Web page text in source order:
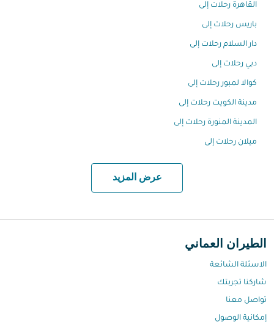
القاهرة رحلات إلى
باريس رحلات إلى
دار السلام رحلات إلى
دبي رحلات إلى
كوالا لمبور رحلات إلى
مدينة الكويت رحلات إلى
المدينة المنورة رحلات إلى
ميلان رحلات إلى
عرض المزيد
الطيران العماني
الاسئلة الشائعة
شاركنا تجربتك
تواصل معنا
إمكانية الوصول